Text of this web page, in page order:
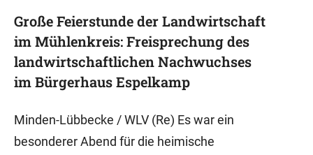
Große Feierstunde der Landwirtschaft
im Mühlenkreis: Freisprechung des
landwirtschaftlichen Nachwuchses
im Bürgerhaus Espelkamp
Minden-Lübbecke / WLV (Re) Es war ein
besonderer Abend für die heimische